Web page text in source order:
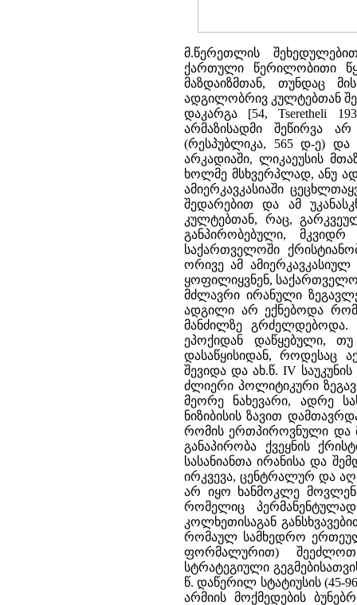
მ.წერეთლის
ქართული წერილობითი
მაზდაიზმთან, თუნდაც
ადგილობრივ კულტებთან
დაკარგა [54, Tseretheli
არმაზისადმი შეწირვა
(რესპუბლიკა, 565 დ-ე) და
არკადიაში, ლიკაეუსის
ხოლმე მსხვერპლად, ანუ
ამიერკავკასიაში
შედარებით და ამ
კულტებთან, რაც,
განპირობებული,
საქართველოში
ორივე ამ ამიერკავკასიულ
ყოფილიყვნენ,
მძლავრი ირანული
ადგილი არ ექნებოდა
მანძილზე გრძელდებოდა.
ეპოქიდან დაწყებული,
დასაწყისიდან, როდესაც
შევიდა და ახ.წ. IV
ძლიერი პოლიტიკური
მეორე ნახევარი, ადრე
ნიზიბისის ზავით
რომის ერთპიროვნული და
განაპირობა ქვეყნის
სასანიანთა ირანისა და
ირკვევა, ცენტრალურ და
არ იყო ხანმოკლე
რომელიც
კოლხეთისაგან
რომაულ სამხედრო
ფორმალურით) შეეძლოთ
სტრატეგიული
წ. დაწერილ სტატიუსის (45-
არმიის მოქმედების